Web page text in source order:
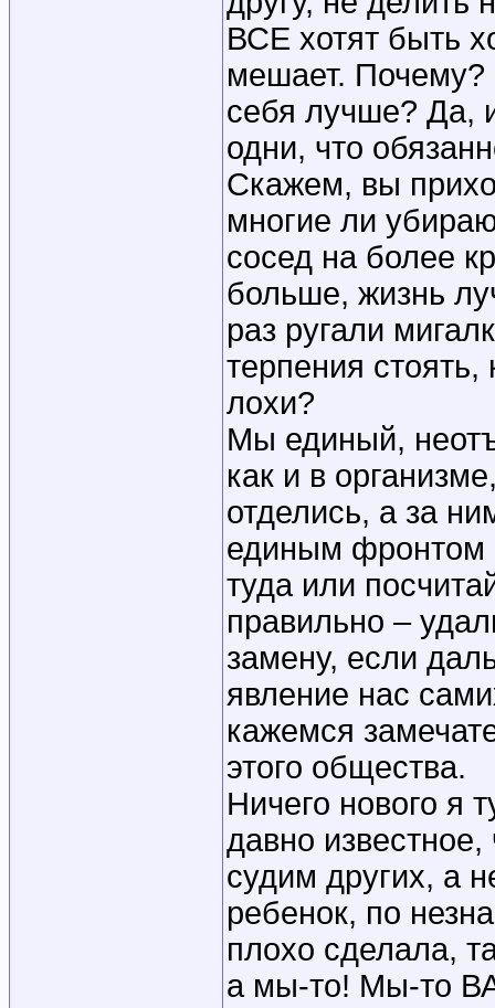
ВСЕ хотят быть
мешает. Почему?
себя лучше? Да,
одни, что
Скажем, вы
многие ли
сосед на более
больше, жизнь
раз ругали
терпения стоять,
лохи?
Мы единый,
как и в
отделись, а за
единым фронтом
туда или
правильно –
замену, если
явление нас
кажемся
этого общества.
Ничего нового я
давно
судим других, а
ребенок, по
плохо сделала,
а мы-то! Мы-то